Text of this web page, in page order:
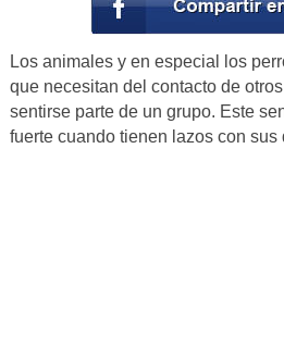
Los animales y en especial los
que necesitan del contacto de
sentirse parte de un grupo. Este
fuerte cuando tienen lazos con sus